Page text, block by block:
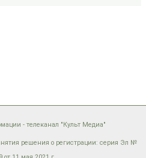
- телеканал "Культ Медиа"
решения о регистрации: серия Эл №